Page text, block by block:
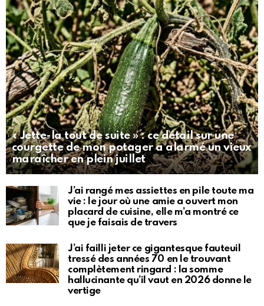
« Jette-la tout de suite » : ce détail sur une
courgette de mon potager a alarmé un vieux
maraîcher en plein juillet
J’ai rangé mes assiettes en pile toute ma
vie : le jour où une amie a ouvert mon
placard de cuisine, elle m’a montré ce
que je faisais de travers
J’ai failli jeter ce gigantesque fauteuil
tressé des années 70 en le trouvant
complètement ringard : la somme
hallucinante qu’il vaut en 2026 donne le
vertige